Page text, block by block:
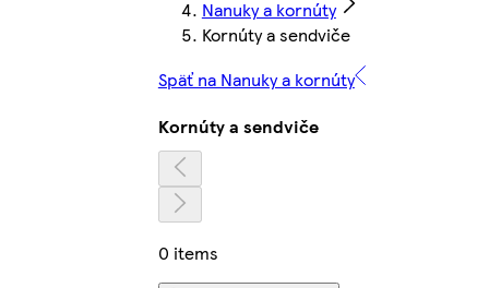
Nanuky a kornúty
Kornúty a sendviče
Späť na Nanuky a kornúty
Kornúty a sendviče
0 items